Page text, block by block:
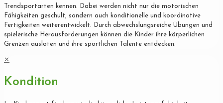
Trendsportarten kennen. Dabei werden nicht nur die motorischen
Fähigkeiten geschult, sondern auch konditionelle und koordinative
Fertigkeiten weiterentwickelt. Durch abwechslungsreiche Übungen und
spielerische Herausforderungen können die Kinder ihre körperlichen
Grenzen ausloten und ihre sportlichen Talente entdecken.
✕
Kondition